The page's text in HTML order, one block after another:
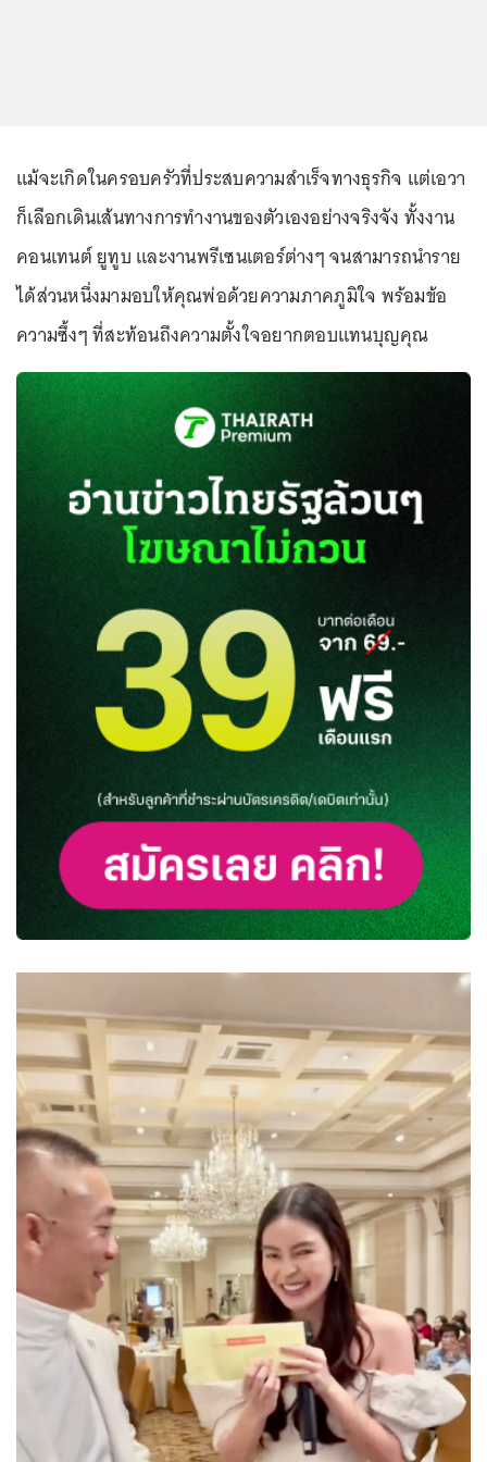
แม้จะเกิดในครอบครัวที่ประสบความสำเร็จทางธุรกิจ แต่เอวา
ก็เลือกเดินเส้นทางการทำงานของตัวเองอย่างจริงจัง ทั้งงาน
คอนเทนต์ ยูทูบ และงานพรีเซนเตอร์ต่างๆ จนสามารถนำราย
ได้ส่วนหนึ่งมามอบให้คุณพ่อด้วยความภาคภูมิใจ พร้อมข้อ
ความซึ้งๆ ที่สะท้อนถึงความตั้งใจอยากตอบแทนบุญคุณ